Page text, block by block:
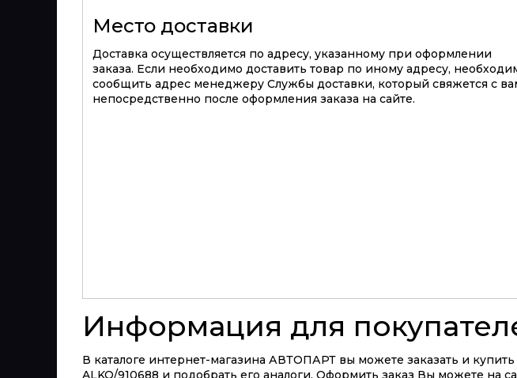
Место доставки
Доставка осуществляется по адресу, указанному при оформлении
заказа. Если необходимо доставить товар по иному адресу,
сообщить адрес менеджеру Службы доставки, который свяжется с
непосредственно после оформления заказа на сайте.
Информация для
В каталоге интернет-магазина АВТОПАРТ вы можете заказать и
ALKO/910688 и подобрать его аналоги. Оформить заказ Вы можете на